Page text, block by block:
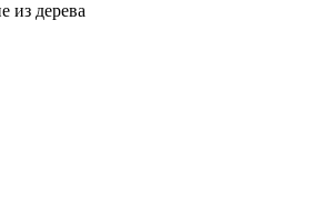
из дерева